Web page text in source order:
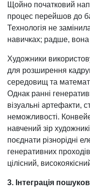
Щойно початковий
процес перейшов до
Технологія не
навичках; радше, вона
Художники
для розширення
середовищ та
Однак ранні
візуальні артефакти,
неможливості.
навчений зір
поєднати різнорідні
генеративних
цілісний,
3. Інтеграція